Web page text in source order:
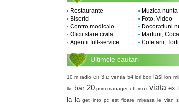
Restaurante
Biserici
Centre medicale
Oficii stare civila
Agentii full-service
Muzica nunta
Foto, Video
Decoratiuni
Marturii,
Cofetarii,
Ultimele cautari
10 m radio en 3 ie ventia 54 lori box iasi ion
lks bar 20 prim manager off imax viata ex
la la get into pc est floare mireasa le vian